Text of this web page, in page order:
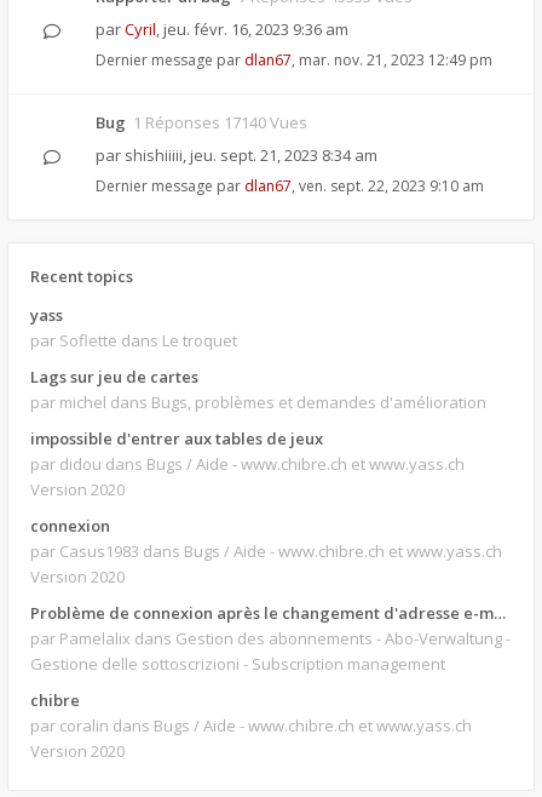
parCyril, jeu. févr. 16, 2023 9:36 am
Dernier message par dlan67, mar. nov. 21, 2023 12:49 pm
Bug 1 Réponses 17140 Vues
par shishiiiii, jeu. sept. 21, 2023 8:34 am
Dernier message par dlan67, ven. sept. 22, 2023 9:10 am
Recent topics
yass
par Soflette dans Le troquet
Lags sur jeu de cartes
par michel dans Bugs, problèmes et demandes d'amélioration
impossible d'entrer aux tables de jeux
par didou dans Bugs / Aide - www.chibre.ch et www.yass.ch
Version 2020
connexion
par Casus1983 dans Bugs / Aide - www.chibre.ch et www.yass.ch
Version 2020
Problème de connexion après le changement d'adresse e-mail.
par Pamelalix dans Gestion des abonnements - Abo-Verwaltung -
Gestione delle sottoscrizioni - Subscription management
chibre
par coralin dans Bugs / Aide - www.chibre.ch et www.yass.ch
Version 2020